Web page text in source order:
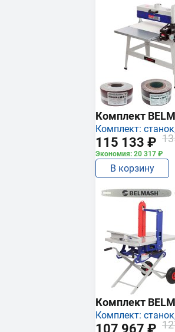
Комплект
Комплект:
115 133 ₽
Экономия: 20 317 ₽
В корзину
Комплект
Комплект:
107 967 ₽